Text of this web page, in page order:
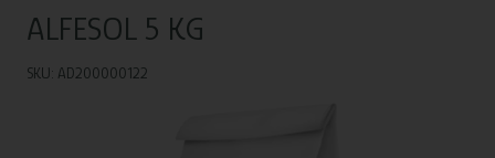
ALFESOL 5 KG
SKU: AD200000122